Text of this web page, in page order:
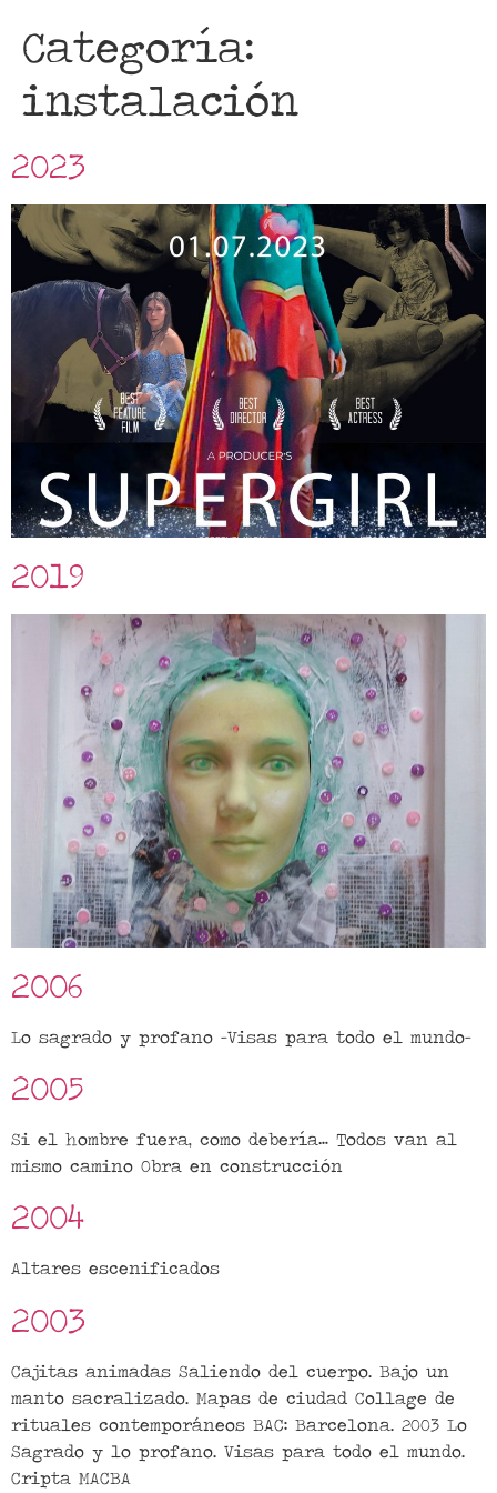
Categoría:
instalación
2023
2019
2006
Lo sagrado y profano -Visas para todo el mundo-
2005
Si el hombre fuera, como debería… Todos van al
mismo camino Obra en construcción
2004
Altares escenificados
2003
Cajitas animadas Saliendo del cuerpo. Bajo un
manto sacralizado. Mapas de ciudad Collage de
rituales contemporáneos BAC: Barcelona. 2003 Lo
Sagrado y lo profano. Visas para todo el mundo.
Cripta MACBA